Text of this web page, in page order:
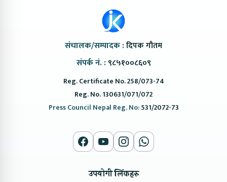
संचालक/सम्पादक :दिपक गौतम
संपर्क नं. : ९८५१००८६०९
Reg. Certificate No. 258/073-74
Reg. No. 130631/071/072
Press Council Nepal Reg. No:531/2072-73
उपयोगी लिंकहरु